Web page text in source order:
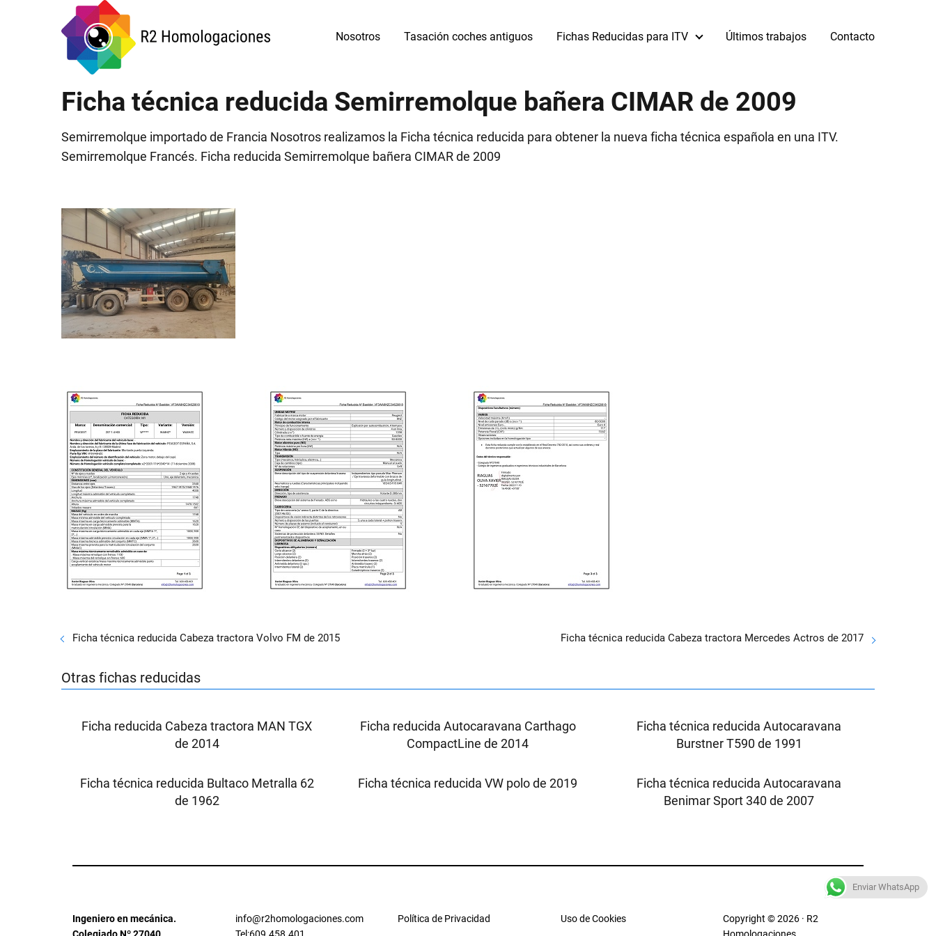
Nosotros Tasación coches antiguos Fichas Reducidas para ITV Últimos trabajos Contacto
Ficha técnica reducida Semirremolque bañera CIMAR de 2009
Semirremolque importado de Francia Nosotros realizamos la Ficha técnica reducida para obtener la nueva ficha técnica española en una ITV.
Semirremolque Francés. Ficha reducida Semirremolque bañera CIMAR de 2009
Ficha técnica reducida Cabeza tractora Volvo FM de 2015 Ficha técnica reducida Cabeza tractora Mercedes Actros de 2017
Otras fichas reducidas
Ficha reducida Cabeza tractora MAN TGX
de 2014
Ficha reducida Autocaravana Carthago
CompactLine de 2014
Ficha técnica reducida Autocaravana
Burstner T590 de 1991
Ficha técnica reducida Bultaco Metralla 62
de 1962
Ficha técnica reducida VW polo de 2019
Ficha técnica reducida Autocaravana
Benimar Sport 340 de 2007
Ingeniero en mecánica.
info@r2homologaciones.com
Política de Privacidad Uso de Cookies
Copyright © 2026 · R2
Enviar WhatsApp